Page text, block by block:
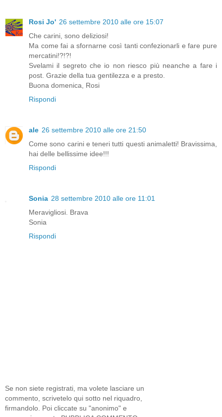
Rosi Jo' 26 settembre 2010 alle ore 15:07
Che carini, sono deliziosi!
Ma come fai a sfornarne così tanti confezionarli e fare pure
mercatini!?!?!
Svelami il segreto che io non riesco più neanche a fare i
post. Grazie della tua gentilezza e a presto.
Buona domenica, Rosi
Rispondi
ale 26 settembre 2010 alle ore 21:50
Come sono carini e teneri tutti questi animaletti! Bravissima,
hai delle bellissime idee!!!
Rispondi
Sonia 28 settembre 2010 alle ore 11:01
Meravigliosi. Brava
Sonia
Rispondi
Se non siete registrati, ma volete lasciare un
commento, scrivetelo qui sotto nel riquadro,
firmandolo. Poi cliccate su "anonimo" e